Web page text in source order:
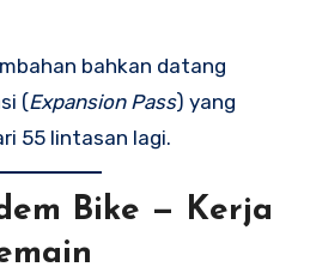
bahkan datang
(Expansion Pass) yang
55 lintasan lagi.
Bike — Kerja